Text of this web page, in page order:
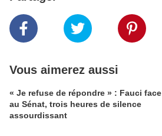
Vous aimerez aussi
« Je refuse de répondre » : Fauci face
au Sénat, trois heures de silence
assourdissant